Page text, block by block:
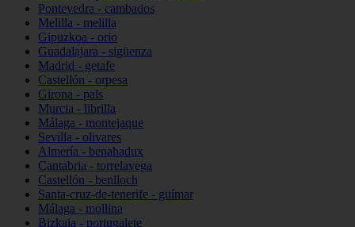
Pontevedra - cambados
Melilla - melilla
Gipuzkoa - orio
Guadalajara - sigüenza
Madrid - getafe
Castellón - orpesa
Girona - pals
Murcia - librilla
Málaga - montejaque
Sevilla - olivares
Almería - benahadux
Cantabria - torrelavega
Castellón - benlloch
Santa-cruz-de-tenerife - güímar
Málaga - mollina
Bizkaia - portugalete